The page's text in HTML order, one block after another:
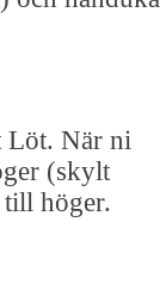
Löt. När ni
(skylt
till höger.